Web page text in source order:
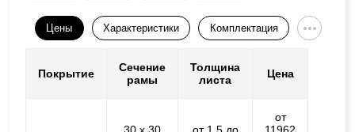
Цены Характеристики Комплектация
Покрытие
Сечение
рамы
Толщина
листа
Цена
от